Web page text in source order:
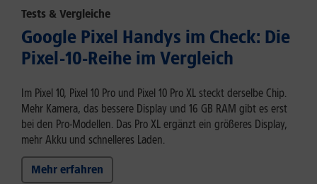
Tests & Vergleiche
Google Pixel Handys im Check: Die
Pixel-10-Reihe im Vergleich
Im Pixel 10, Pixel 10 Pro und Pixel 10 Pro XL steckt derselbe Chip.
Mehr Kamera, das bessere Display und 16 GB RAM gibt es erst
bei den Pro-Modellen. Das Pro XL ergänzt ein größeres Display,
mehr Akku und schnelleres Laden.
Mehr erfahren